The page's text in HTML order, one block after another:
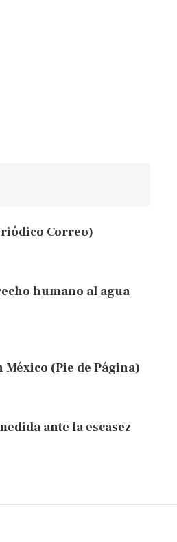
Correo)
humano al agua
México (Pie de Página)
ante la escasez